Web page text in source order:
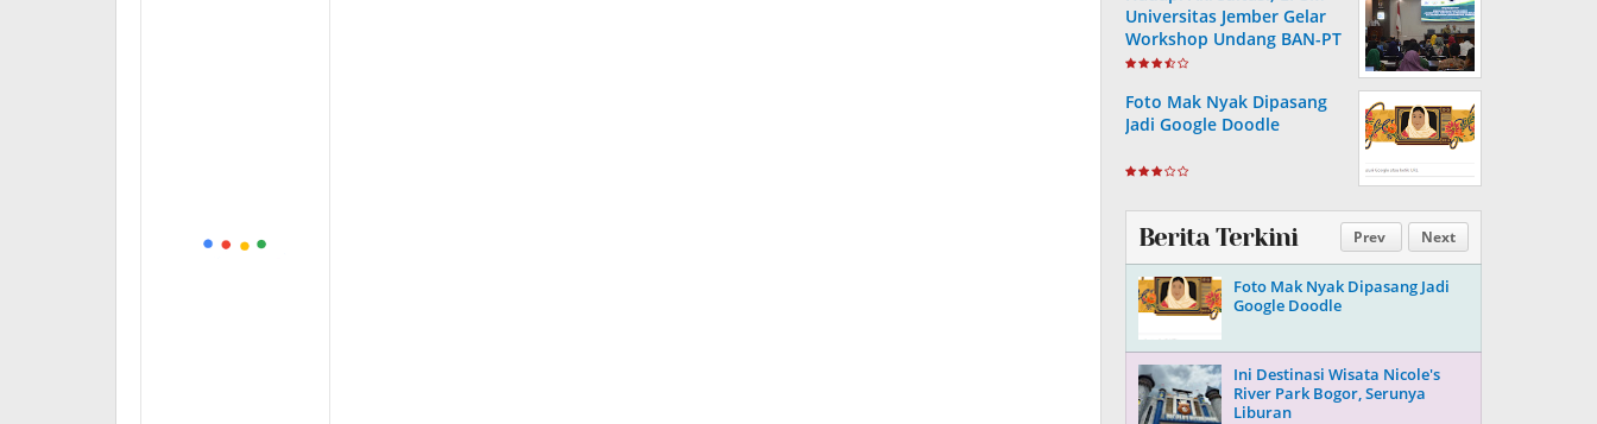
Universitas Jember Gelar
Workshop Undang BAN-PT
Foto Mak Nyak Dipasang
Jadi Google Doodle
Prev Next
Berita Terkini
Foto Mak Nyak Dipasang Jadi
Google Doodle
Ini Destinasi Wisata Nicole's
River Park Bogor, Serunya
Liburan